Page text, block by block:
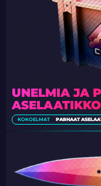
UNELMIA JA
ASELAATIKKO
KOKOELMAT PARHAAT